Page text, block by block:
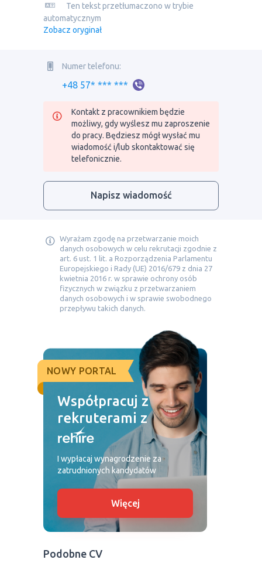
Ten tekst przetłumaczono w trybie
automatycznym
Zobacz oryginał
Numer telefonu:
+48 57* *** ***
Kontakt z pracownikiem będzie
możliwy, gdy wyślesz mu zaproszenie
do pracy. Będziesz mógł wysłać mu
wiadomość i/lub skontaktować się
telefonicznie.
Napisz wiadomość
Wyrażam zgodę na przetwarzanie moich
danych osobowych w celu rekrutacji zgodnie z
art. 6 ust. 1 lit. a Rozporządzenia Parlamentu
Europejskiego i Rady (UE) 2016/679 z dnia 27
kwietnia 2016 r. w sprawie ochrony osób
fizycznych w związku z przetwarzaniem
danych osobowych i w sprawie swobodnego
przepływu takich danych.
NOWY PORTAL
Współpracuj z
rekruterami z
I wypłacaj wynagrodzenie za
zatrudnionych kandydatów
Więcej
Podobne CV